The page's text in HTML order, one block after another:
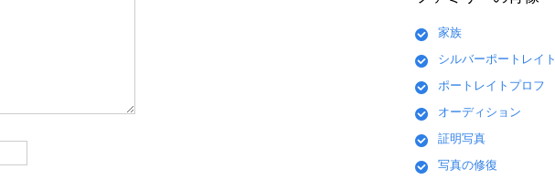
家族
シルバーポートレイト
ポートレイトプロフ
オーディション
証明写真
写真の修復